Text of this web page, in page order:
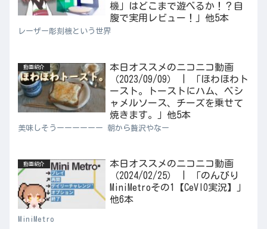
機」はどこまで遊べるか！？自
腹で実用レビュー！」他5本
レーザー彫刻機という世界
動画紹介
本日オススメのニコニコ動画
（2023/09/09） | 「ほわほわト
ースト。トーストにハム、ベシ
ャメルソース、チーズを乗せて
焼きます。」他5本
美味しそうーーーーーー 朝から贅沢やなー
動画紹介
本日オススメのニコニコ動画
（2024/02/25） | 「のんびり
MiniMetroその1【CeVIO実況】」
他6本
MiniMetro